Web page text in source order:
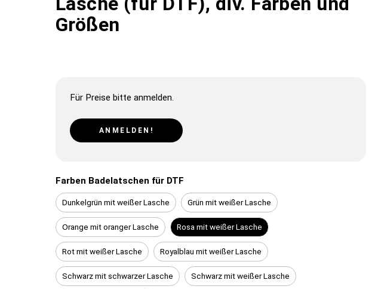
Größen
Für Preise bitte anmelden.
ANMELDEN!
Farben Badelatschen für DTF
Dunkelgrün mit weißer Lasche Grün mit weißer Lasche
Orange mit oranger Lasche Rosa mit weißer Lasche
Rot mit weißer Lasche Royalblau mit weißer Lasche
Schwarz mit schwarzer Lasche Schwarz mit weißer Lasche